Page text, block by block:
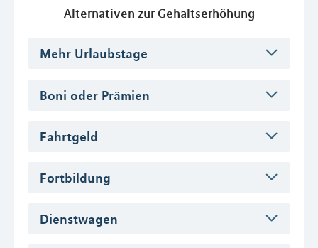
Alternativen zur Gehaltserhöhung
Mehr Urlaubstage
Boni oder Prämien
Fahrtgeld
Fortbildung
Dienstwagen